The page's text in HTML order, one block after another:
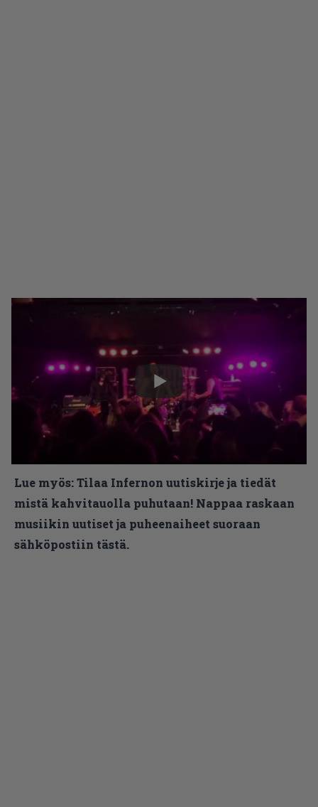
Lue myös:Tilaa Infernon uutiskirje ja tiedät
mistä kahvitauolla puhutaan! Nappaa raskaan
musiikin uutiset ja puheenaiheet suoraan
sähköpostiin tästä.